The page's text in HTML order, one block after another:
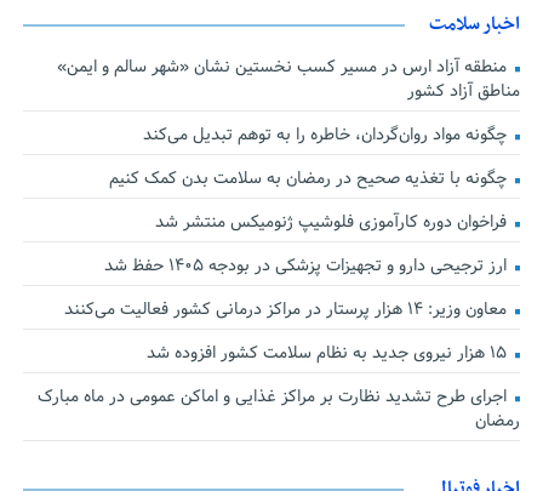
اخبار سلامت
منطقه آزاد ارس در مسیر کسب نخستین نشان «شهر سالم و ایمن»
مناطق آزاد کشور
چگونه مواد روان‌گردان، خاطره را به توهم تبدیل می‌کند
چگونه با تغذیه صحیح در رمضان به سلامت بدن کمک کنیم
فراخوان دوره کارآموزی فلوشیپ ژنومیکس منتشر شد
ارز ترجیحی دارو و تجهیزات پزشکی در بودجه ۱۴۰۵ حفظ شد
معاون وزیر: ۱۴ هزار پرستار در مراکز درمانی کشور فعالیت می‌کنند
۱۵ هزار نیروی جدید به نظام سلامت کشور افزوده شد
اجرای طرح تشدید نظارت بر مراکز غذایی و اماکن عمومی در ماه مبارک
رمضان